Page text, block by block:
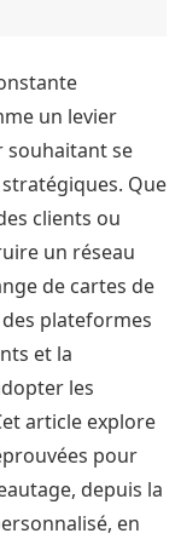
un levier
se
Que
clients ou
un réseau
de cartes de
plateformes
et la
les
article explore
pour
depuis la
en